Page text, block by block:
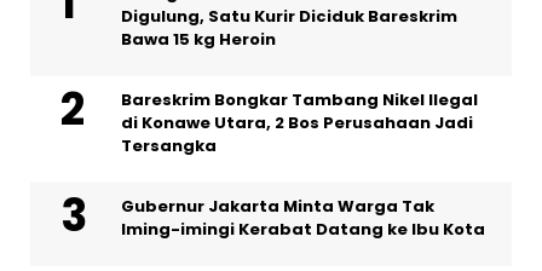
Digulung, Satu Kurir Diciduk Bareskrim
Bawa 15 kg Heroin
Bareskrim Bongkar Tambang Nikel Ilegal
di Konawe Utara, 2 Bos Perusahaan Jadi
Tersangka
Gubernur Jakarta Minta Warga Tak
Iming-imingi Kerabat Datang ke Ibu Kota